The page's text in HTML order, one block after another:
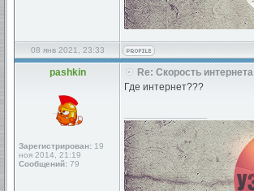
08 янв 2021, 23:33
pashkin
Зарегистрирован: 19
ноя 2014, 21:19
Сообщений: 79
Re: Скорость интернета
Где интернет???